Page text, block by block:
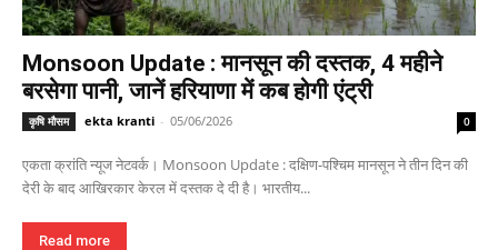
Monsoon Update : मानसून की दस्तक, 4 महीने
बरसेगा पानी, जानें हरियाणा में कब होगी एंट्री
कृषि मौसम ekta kranti - 05/06/2026 0
एकता क्रांति न्यूज नेटवर्क। Monsoon Update : दक्षिण-पश्चिम मानसून ने तीन दिन की
देरी के बाद आखिरकार केरल में दस्तक दे दी है। भारतीय...
Read more